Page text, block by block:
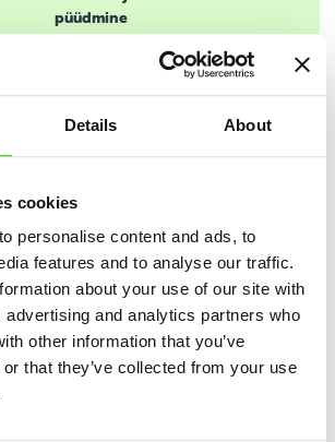
Details About
cookies
personalise content and ads, to
features and to analyse our traffic.
about your use of our site with
advertising and analytics partners who
other information that you’ve
that they’ve collected from your use
püüdmine
Reede
orienteerumine
(vanematele lastele)
Teisipäev
korvpall
aus mäng
Kolmapäev
võimlemine
koostöö